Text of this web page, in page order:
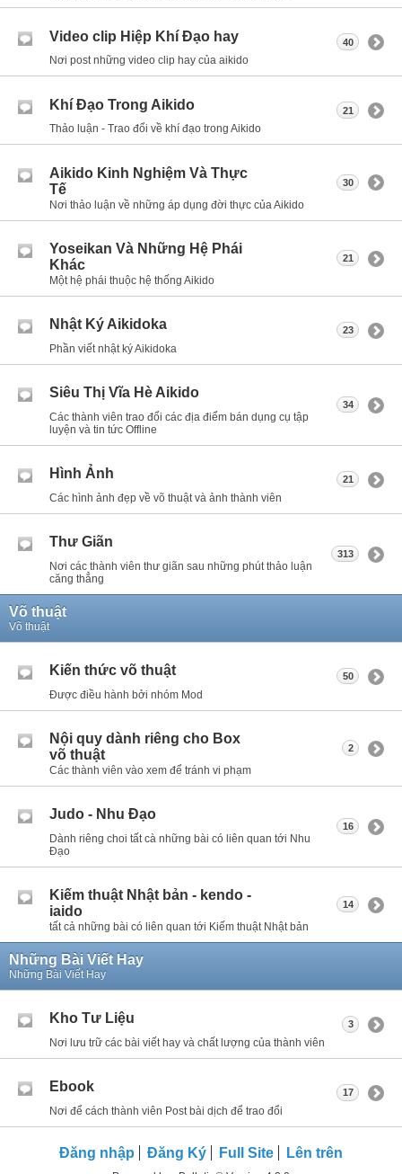
Video clip Hiệp Khí Đạo hay
Nơi post những video clip hay của aikido
40
Khí Đạo Trong Aikido
Thảo luận - Trao đổi về khí đạo trong Aikido
21
Aikido Kinh Nghiệm Và Thực
Tế
Nơi thảo luận về những áp dụng đời thực của Aikido
30
Yoseikan Và Những Hệ Phái
Khác
Một hệ phái thuộc hệ thống Aikido
21
Nhật Ký Aikidoka
Phần viết nhật ký Aikidoka
23
Siêu Thị Vĩa Hè Aikido
Các thành viên trao đổi các địa điểm bán dụng cụ tập
luyện và tin tức Offline
34
Hình Ảnh
Các hình ảnh đẹp về võ thuật và ảnh thành viên
21
Thư Giãn
Nơi các thành viên thư giãn sau những phút thảo luận
căng thẳng
313
Võ thuật
Võ thuật
Kiến thức võ thuật
Được điều hành bởi nhóm Mod
50
Nội quy dành riêng cho Box
võ thuật
Các thành viên vào xem để tránh vi phạm
2
Judo - Nhu Đạo
Dành riêng choi tất cà những bài có liên quan tới Nhu
Đạo
16
Kiếm thuật Nhật bản - kendo -
iaido
tất cả những bài có liên quan tới Kiếm thuật Nhật bản
14
Những Bài Viết Hay
Những Bài Viết Hay
Kho Tư Liệu
Nơi lưu trữ các bài viết hay và chất lượng của thành viên
3
Ebook
Nơi để cách thành viên Post bài dịch để trao đổi
17
Đăng nhập Đăng Ký Full Site Lên trên